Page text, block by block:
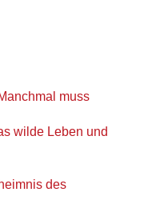
muss
wilde Leben und
des